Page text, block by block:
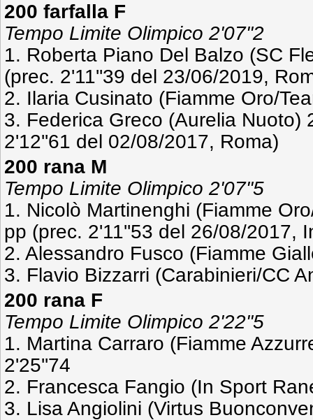
200 farfalla F
Tempo Limite Olimpico 2'07''2
1. Roberta Piano Del Balzo (SC
(prec. 2'11''39 del 23/06/2019,
2. Ilaria Cusinato (Fiamme Oro/
3. Federica Greco (Aurelia Nuoto)
2'12''61 del 02/08/2017, Roma)
200 rana M
Tempo Limite Olimpico 2'07''5
1. Nicolò Martinenghi (Fiamme
pp (prec. 2'11''53 del 26/08/2017,
2. Alessandro Fusco (Fiamme
3. Flavio Bizzarri (Carabinieri/CC
200 rana F
Tempo Limite Olimpico 2'22''5
1. Martina Carraro (Fiamme
2'25''74
2. Francesca Fangio (In Sport
3. Lisa Angiolini (Virtus